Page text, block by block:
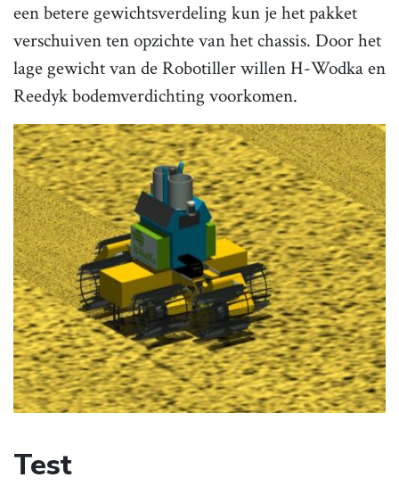
een betere gewichtsverdeling kun je het pakket
verschuiven ten opzichte van het chassis. Door het
lage gewicht van de Robotiller willen H-Wodka en
Reedyk bodemverdichting voorkomen.
Test